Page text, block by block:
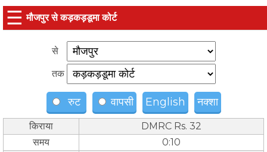
☰ मौजपुर से कड़कड़डूमा कोर्ट
से
तक
रुट वापसी English नक्शा
किराया
DMRC Rs. 32
समय
0:10